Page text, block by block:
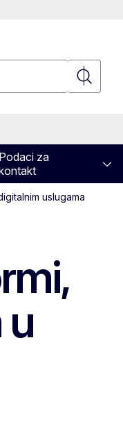
Podaci za
uslugama